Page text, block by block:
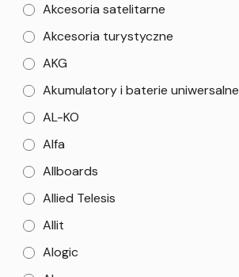
Akcesoria satelitarne
Akcesoria turystyczne
AKG
Akumulatory i baterie uniwersalne
AL-KO
Alfa
Allboards
Allied Telesis
Allit
Alogic